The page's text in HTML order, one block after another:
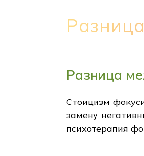
Разница
Стоицизм
замену
психотерапия